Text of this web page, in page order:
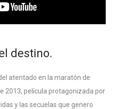
destino.
atentado en la maratón de
2013, película protagonizada por
y las secuelas que genero